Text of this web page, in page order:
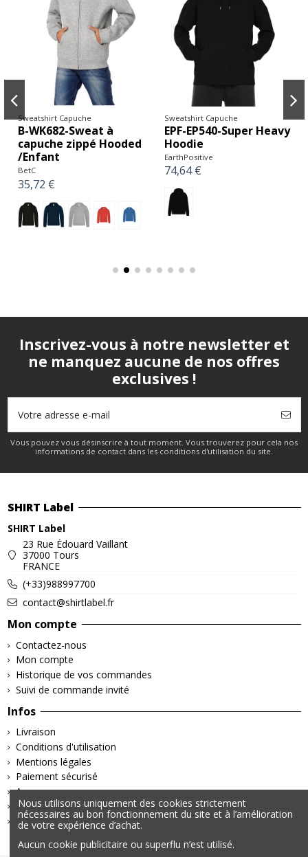
Sweatshirt Capuche
B-WK682-Sweat à
capuche zippé Hooded
/Enfant
BetC
35,72 €
Sweatshirt Capuche
EPF-EP540-Super Heavy
Hoodie
EarthPositive
74,64 €
Inscrivez-vous à notre newsletter et
ne manquez aucune de nos offres
exclusives !
Vous pouvez vous désinscrire à tout moment. Vous trouverez pour cela nos
informations de contact dans les conditions d'utilisation du site.
SHIRT Label
SHIRT Label
23 Rue Édouard Vaillant
37000 Tours
FRANCE
(+33)988997700
contact@shirtlabel.fr
Mon compte
Contactez-nous
Mon compte
Historique de vos commandes
Suivi de commande invité
Infos
Livraison
Conditions d'utilisation
Mentions légales
Paiement sécurisé
A propos
Retours & Remboursements
Politique de confidentialité
Nous utilisons uniquement des cookies strictement
nécessaires au bon fonctionnement du site et à l’amélioration
de votre expérience d’achat.
Aucun cookie publicitaire ou superflu n’est utilisé.